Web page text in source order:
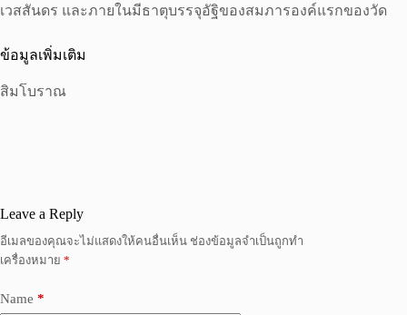
เวสสันดร และภายในมีธาตุบรรจุอัฐิของสมภารองค์แรกของวัด
ข้อมูลเพิ่มเติม
สิมโบราณ
Leave a Reply
อีเมลของคุณจะไม่แสดงให้คนอื่นเห็น ช่องข้อมูลจำเป็นถูกทำ
เครื่องหมาย *
Name *